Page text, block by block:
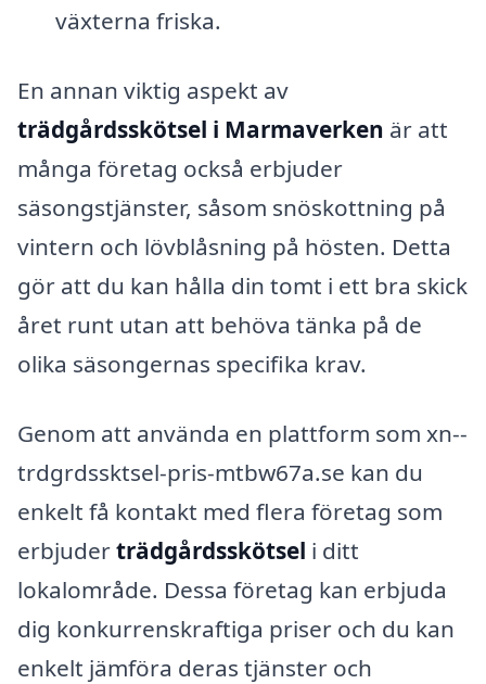
växterna friska.
En annan viktig aspekt av
trädgårdsskötsel i Marmaverken är att
många företag också erbjuder
säsongstjänster, såsom snöskottning på
vintern och lövblåsning på hösten. Detta
gör att du kan hålla din tomt i ett bra skick
året runt utan att behöva tänka på de
olika säsongernas specifika krav.
Genom att använda en plattform som xn--
trdgrdssktsel-pris-mtbw67a.se kan du
enkelt få kontakt med flera företag som
erbjuderträdgårdsskötsel i ditt
lokalområde. Dessa företag kan erbjuda
dig konkurrenskraftiga priser och du kan
enkelt jämföra deras tjänster och